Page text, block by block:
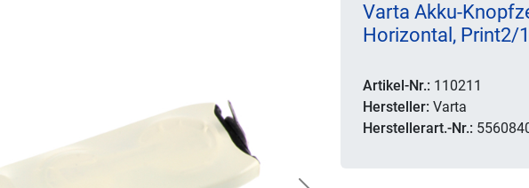
Varta Akku-
Horizontal, Print2/
Artikel-Nr.: 110211
Hersteller: Varta
Herstellerart.-Nr.: